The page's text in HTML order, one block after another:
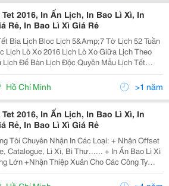
2016, In Ấn Lịch, In Bao Lì Xì, In
Rẻ, In Bao Lì Xì Giá Rẻ
Bìa Lịch Bloc Lịch 5&Amp;7 Tờ Lịch 52 Tuần
Lịch Lò Xo 2016 Lịch Lò Xo Giữa Lịch Theo
Lịch Để Bàn Lịch Độc Quyền Mẫu Lịch Tết
Agenda Mẫu Có Sẵn Sổ Tay Độc Quyền
Tản Mạn Tết Thiệp &Ndash; Bao Lì Xì Tết Bao L
Hồ Chí Minh >1 năm
2016, In Ấn Lịch, In Bao Lì Xì, In
Rẻ, In Bao Lì Xì Giá Rẻ
Chuyên Nhận In Các Loại: + Nhận Offset
Lì Xì, Bì Thư...... + In Ấn Bao Lì Xì
Cho Các Công Ty
Hạnh Được Phục Vụ. Vui
Hệ: 0908